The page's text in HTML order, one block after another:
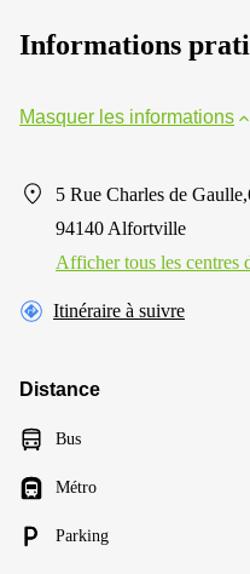
Informations
Masquer les informations
5 Rue Charles de
94140 Alfortville
Afficher tous les centres
Itinéraire à suivre
Distance
Bus
Métro
Parking